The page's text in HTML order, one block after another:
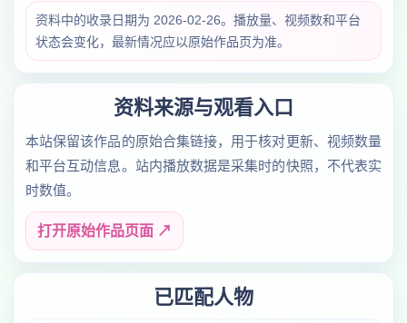
资料中的收录日期为 2026-02-26。播放量、视频数和平台
状态会变化，最新情况应以原始作品页为准。
资料来源与观看入口
本站保留该作品的原始合集链接，用于核对更新、视频数量
和平台互动信息。站内播放数据是采集时的快照，不代表实
时数值。
打开原始作品页面 ↗
已匹配人物